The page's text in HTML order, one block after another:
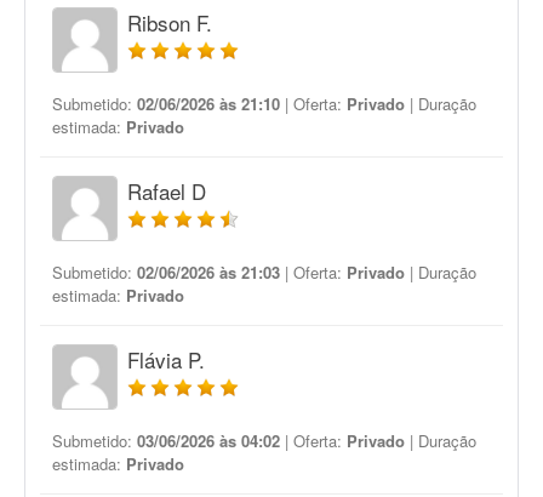
Ribson F.
Submetido: 02/06/2026 às 21:10 | Oferta: Privado | Duração
estimada: Privado
Rafael D
Submetido: 02/06/2026 às 21:03 | Oferta: Privado | Duração
estimada: Privado
Flávia P.
Submetido: 03/06/2026 às 04:02 | Oferta: Privado | Duração
estimada: Privado